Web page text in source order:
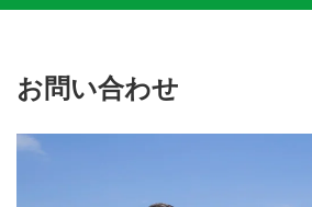
お問い合わせ